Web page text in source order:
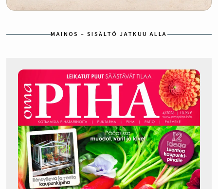
MAINOS – SISÄLTÖ JATKUU ALLA